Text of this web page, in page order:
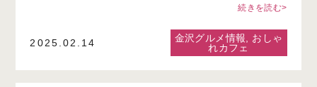
続きを読む>
2025.02.14 金沢グルメ情報
おしゃ
れカフェ